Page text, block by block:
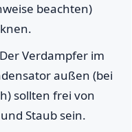
beachten)
Der Verdampfer im
außen (bei
sollten frei von
Staub sein.